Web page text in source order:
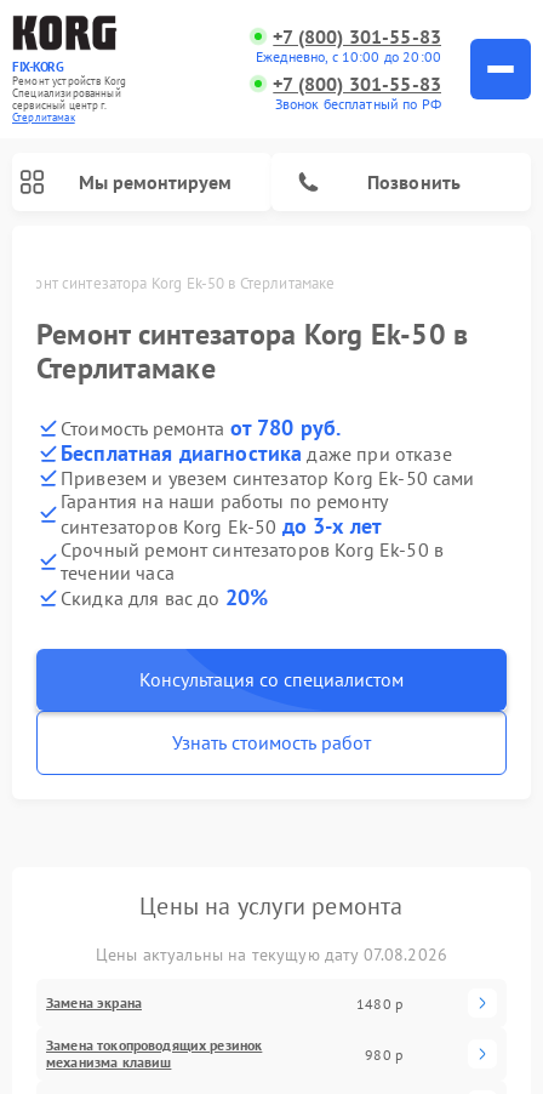
FIX-KORG
Ремонт устройств Korg
Специализированный
cервисный центр г.
Стерлитамак
+7 (800) 301-55-83
Ежедневно, с 10:00 до 20:00
+7 (800) 301-55-83
Звонок бесплатный по РФ
Мы ремонтируем Позвонить
Ремонт синтезатора Korg Ek-50 в Стерлитамаке
Ремонт синтезатора Korg Ek-50 в
Стерлитамаке
Стоимость ремонта от 780 руб.
Бесплатная диагностика даже при отказе
Привезем и увезем синтезатор Korg Ek-50 сами
Гарантия на наши работы по ремонту
синтезаторов Korg Ek-50 до 3-х лет
Срочный ремонт синтезаторов Korg Ek-50 в
течении часа
Скидка для вас до 20%
Консультация со специалистом
Узнать стоимость работ
Цены на услуги ремонта
Цены актуальны на текущую дату 07.08.2026
Замена экрана 1480 р
Замена токопроводящих резинок
механизма клавиш
980 р